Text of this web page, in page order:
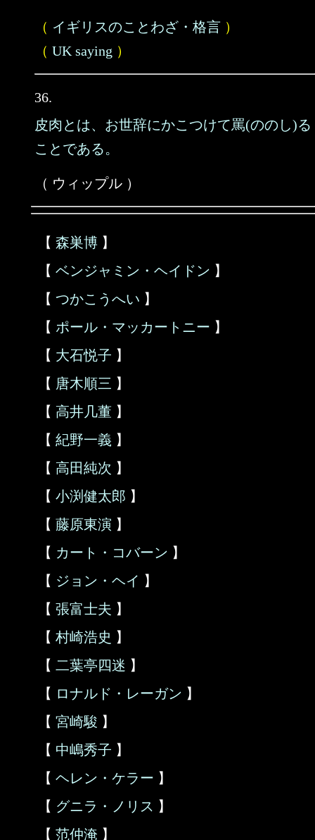
（ イギリスのことわざ・格言 ）
（ UK saying ）
36.
皮肉とは、お世辞にかこつけて罵(ののし)る
ことである。
（ ウィップル ）
【 森巣博 】
【 ベンジャミン・ヘイドン 】
【 つかこうへい 】
【 ポール・マッカートニー 】
【 大石悦子 】
【 唐木順三 】
【 高井几董 】
【 紀野一義 】
【 高田純次 】
【 小渕健太郎 】
【 藤原東演 】
【 カート・コバーン 】
【 ジョン・ヘイ 】
【 張富士夫 】
【 村崎浩史 】
【 二葉亭四迷 】
【 ロナルド・レーガン 】
【 宮崎駿 】
【 中嶋秀子 】
【 ヘレン・ケラー 】
【 グニラ・ノリス 】
【 范仲淹 】